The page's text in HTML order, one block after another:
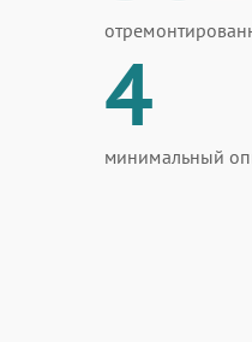
4
минимальный